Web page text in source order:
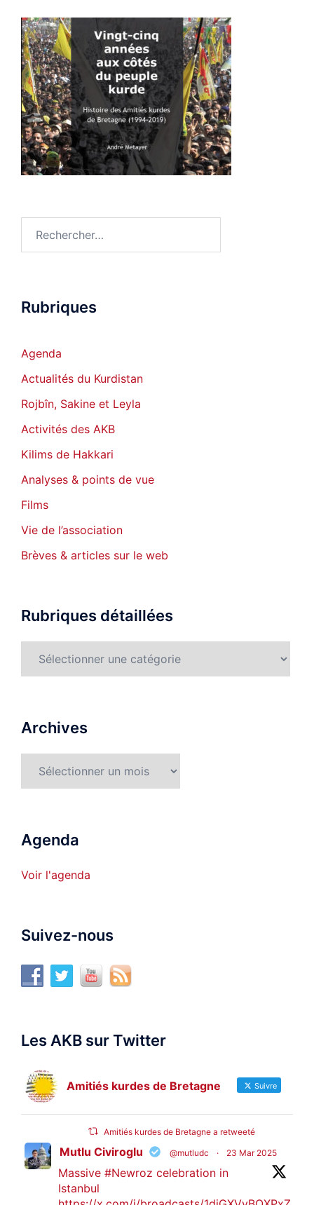
Rubriques
Agenda
Actualités du Kurdistan
Rojbîn, Sakine et Leyla
Activités des AKB
Kilims de Hakkari
Analyses & points de vue
Films
Vie de l’association
Brèves & articles sur le web
Rubriques détaillées
Archives
Agenda
Voir l'agenda
Suivez-nous
Les AKB sur Twitter
Amitiés kurdes de Bretagne Suivre
Amitiés kurdes de Bretagne a retweeté
Mutlu Civiroglu @mutludc · 23 Mar 2025
Massive #Newroz celebration in
Istanbul